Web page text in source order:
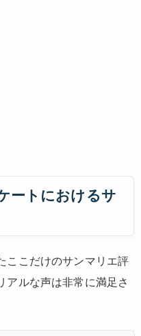
ートにおけるサ
ここだけのサンマリエ評
アルな声は非常に満足さ